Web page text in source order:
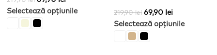
Selectează opțiunile
219,90lei 69,90 lei
Selectează opțiunile